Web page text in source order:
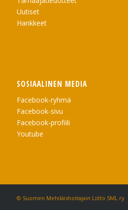
Uutiset
Hankkeet
SOSIAALINEN MEDIA
Facebook-ryhmä
Facebook-sivu
Facebook-profiili
Youtube
© Suomen Mehiläishoitajain Liitto SML ry